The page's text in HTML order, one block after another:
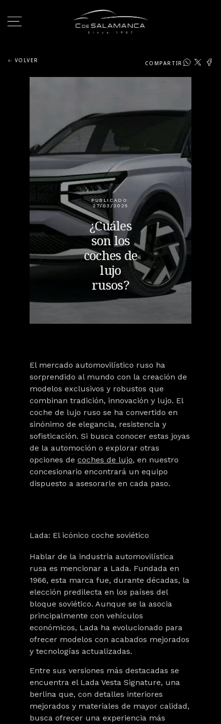
VOLVER COMPARTIR
PUBLICADO:
27/03/2025
¿Cuáles
son los
coches de
lujo
rusos?
El mercado automovilístico ruso ha
sorprendido al mundo con la creación de
modelos exclusivos y robustos que
combinan tradición, innovación y lujo. El
coche de lujo ruso se ha convertido en
sinónimo de elegancia, resistencia y
sofisticación. Si busca conocer estas joyas
de la automoción o explorar otras
opciones de coches de lujo, en nuestro
concesionario encontrará un equipo
dispuesto a asesorarle en cada paso.
Lada: El icónico coche soviético
Hablar de la industria automovilística
rusa es mencionar a Lada. Fundada en
1966, esta marca fue, durante décadas, la
elección predilecta en los países del
bloque soviético. Aunque se la asocia
principalmente con vehículos
económicos, Lada ha evolucionado para
ofrecer modelos con acabados mejorados
y tecnologías actualizadas.
Entre sus versiones más destacadas se
encuentra elLada Vesta Signature, una
berlina que, con detalles interiores
mejorados y materiales de mayor calidad,
busca ofrecer una experiencia más